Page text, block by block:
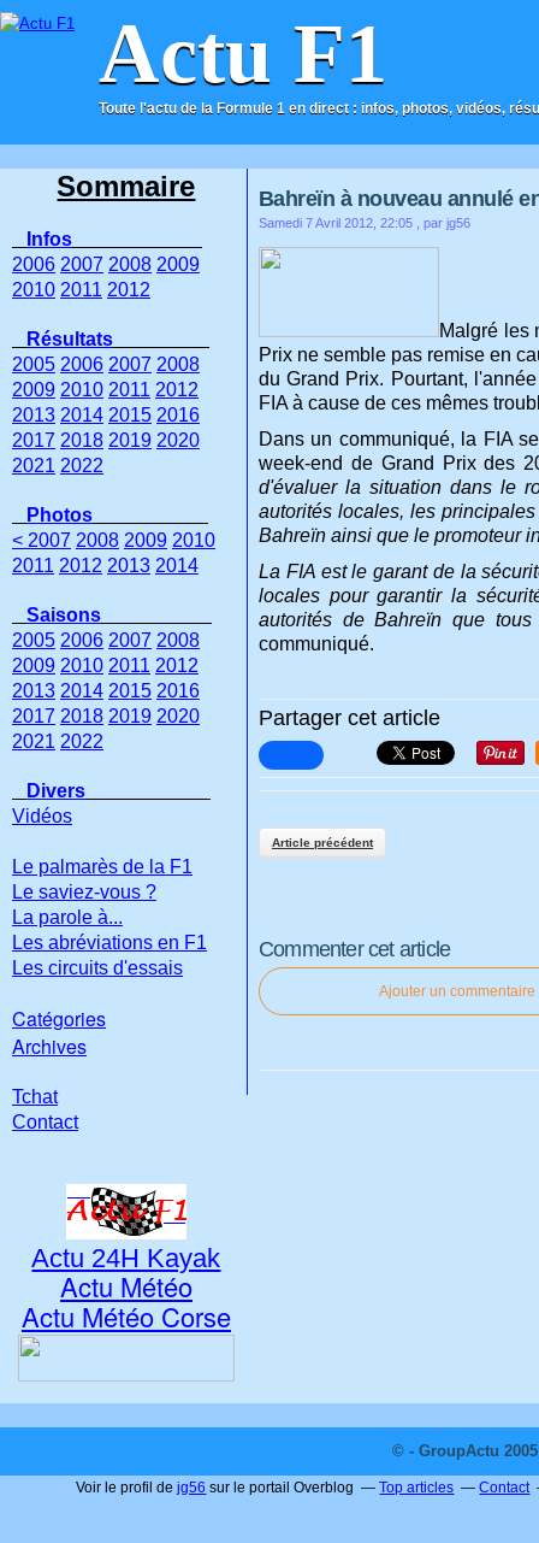
Actu F1
Toute l'actu de la Formule 1 en direct : infos, photos, vidéos,
ACCUEIL CONTACT
Bahreïn à nouveau annulé
Samedi 7 Avril 2012, 22:05 , par jg56
Malgré les
Prix ne semble pas remise en
du Grand Prix. Pourtant,
FIA à cause de ces mêmes
Dans un communiqué, la FIA
week-end de Grand Prix des
d'évaluer la situation dans le
autorités locales, les
Bahreïn ainsi que le promoteur
La FIA est le garant de la
locales pour garantir la
autorités de Bahreïn que
communiqué.
Partager cet article
Article précédent
Commenter cet article
Ajouter un commentaire
Sommaire
Infos
2006 2007 2008 2009
2010 2011 2012
Résultats
2005 2006 2007 2008
2009 2010 2011 2012
2013 2014 2015 2016
2017 2018 2019 2020
2021 2022
Photos
< 2007 2008 2009 2010
2011 2012 2013 2014
Saisons
2005 2006 2007 2008
2009 2010 2011 2012
2013 2014 2015 2016
2017 2018 2019 2020
2021 2022
Divers
Vidéos
Le palmarès de la F1
Le saviez-vous ?
La parole à...
Les abréviations en F1
Les circuits d'essais
Catégories
Archives
Tchat
Contact
Actu 24H Kayak
Actu Météo
Actu Météo Corse
© - GroupActu
Voir le profil dejg56 sur le portail Overblog Top articles Contact